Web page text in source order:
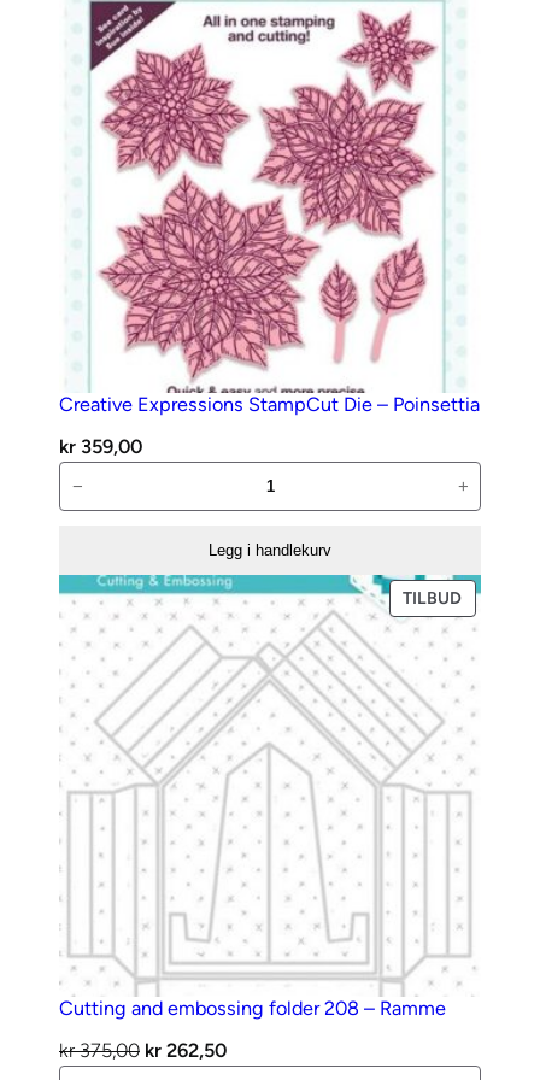
Frame
antall
Creative Expressions StampCut Die – Poinsettia
kr 359,00
Expressions
–
Poinsettia
antall
− +
Legg i handlekurv
TILBUDPRODUKT
PÅ
SALG
Cutting and embossing folder 208 – Ramme
kr375,00 Opprinnelig
kr 262,50Nåværende